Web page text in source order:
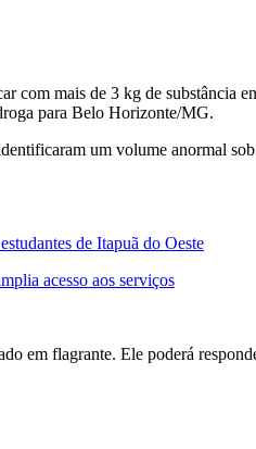
com mais de 3 kg de substância
para Belo Horizonte/MG.
um volume anormal
de Itapuã do Oeste
acesso aos serviços
em flagrante. Ele poderá